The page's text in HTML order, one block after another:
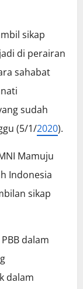
sikap
di perairan
sahabat
sudah
(5/1/2020).
Mamuju
Indonesia
sikap
dalam
dalam